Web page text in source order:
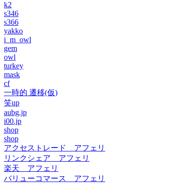
k2
s346
s366
yakko
i_m_owl
gem
owl
turkey
mask
cf
一時的 遷移(仮)
笑up
aubg.jp
i00.jp
shop
shop
アクセストレード アフェリ
リンクシェア アフェリ
楽天 アフェリ
バリューコマース アフェリ